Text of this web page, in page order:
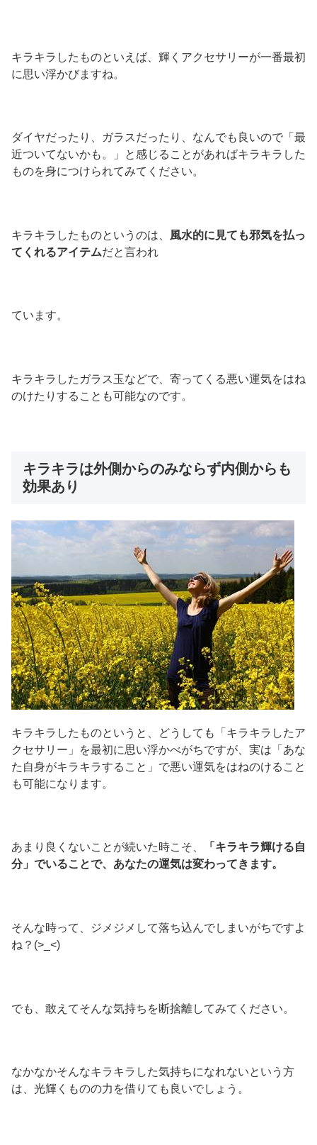
キラキラしたものといえば、輝くアクセサリーが一番最初
に思い浮かびますね。
ダイヤだったり、ガラスだったり、なんでも良いので「最
近ついてないかも。」と感じることがあればキラキラした
ものを身につけられてみてください。
キラキラしたものというのは、 風水的に見ても邪気を払っ
てくれるアイテムだと言われ
ています。
キラキラしたガラス玉などで、寄ってくる悪い運気をはね
のけたりすることも可能なのです。
キラキラは外側からのみならず内側からも
効果あり
キラキラしたものというと、どうしても「キラキラしたア
クセサリー」を最初に思い浮かべがちですが、実は「あな
た自身がキラキラすること」で悪い運気をはねのけること
も可能になります。
あまり良くないことが続いた時こそ、
「キラキラ輝ける自
分」でいることで、あなたの運気は変わってきます。
そんな時って、ジメジメして落ち込んでしまいがちですよ
ね？(>_<)
でも、敢えてそんな気持ちを断捨離してみてください。
なかなかそんなキラキラした気持ちになれないという方
は、光輝くものの力を借りても良いでしょう。